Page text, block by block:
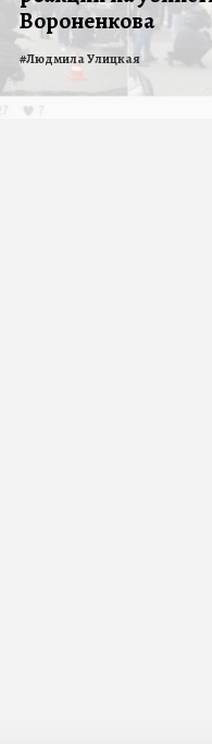
Вороненкова
#Людмила Улицкая